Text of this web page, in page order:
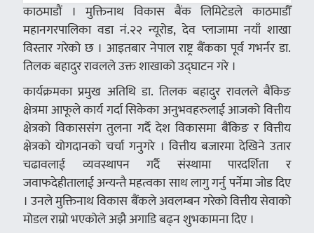
काठमाडौं । मुक्तिनाथ विकास बैंक लिमिटेडले काठमाडौँ
महानगरपालिका वडा नं.२२ न्यूरोड, देव प्लाजामा नयाँ शाखा
विस्तार गरेको छ । आइतबार नेपाल राष्ट्र बैंकका पूर्व गभर्नर डा.
तिलक बहादुर रावलले उक्त शाखाको उद्घाटन गरे ।
कार्यक्रमका प्रमुख अतिथि डा. तिलक बहादुर रावलले बैंकिङ
क्षेत्रमा आफूले कार्य गर्दा सिकेका अनुभवहरुलाई आजको वित्तीय
क्षेत्रको विकाससंग तुलना गर्दै देश विकासमा बैंकिङ र वित्तीय
क्षेत्रको योगदानको चर्चा गनुगरे । वित्तीय बजारमा देखिने उतार
चढावलाई व्यवस्थापन गर्दै संस्थामा पारदर्शिता र
जवाफदेहीतालाई अन्यन्तै महत्वका साथ लागु गर्नु पर्नेमा जोड दिए
। उनले मुक्तिनाथ विकास बैंकले अवलम्बन गरेको वित्तीय सेवाको
मोडल राम्रो भएकोले अझै अगाडि बढ्न शुभकामना दिए ।